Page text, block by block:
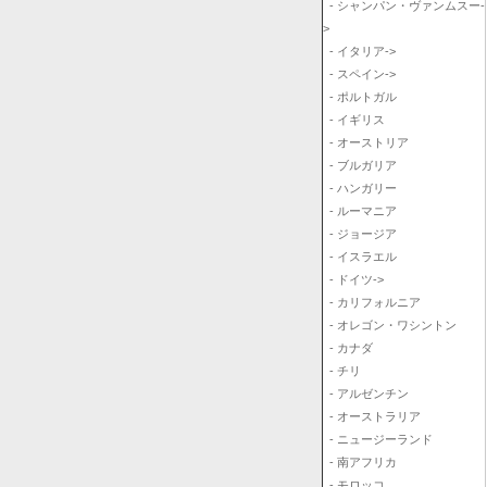
- シャンパン・ヴァンムスー-
>
- イタリア->
- スペイン->
- ポルトガル
- イギリス
- オーストリア
- ブルガリア
- ハンガリー
- ルーマニア
- ジョージア
- イスラエル
- ドイツ->
- カリフォルニア
- オレゴン・ワシントン
- カナダ
- チリ
- アルゼンチン
- オーストラリア
- ニュージーランド
- 南アフリカ